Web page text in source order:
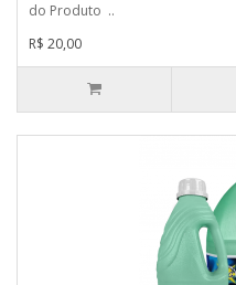
do Produto ..
R$ 20,00